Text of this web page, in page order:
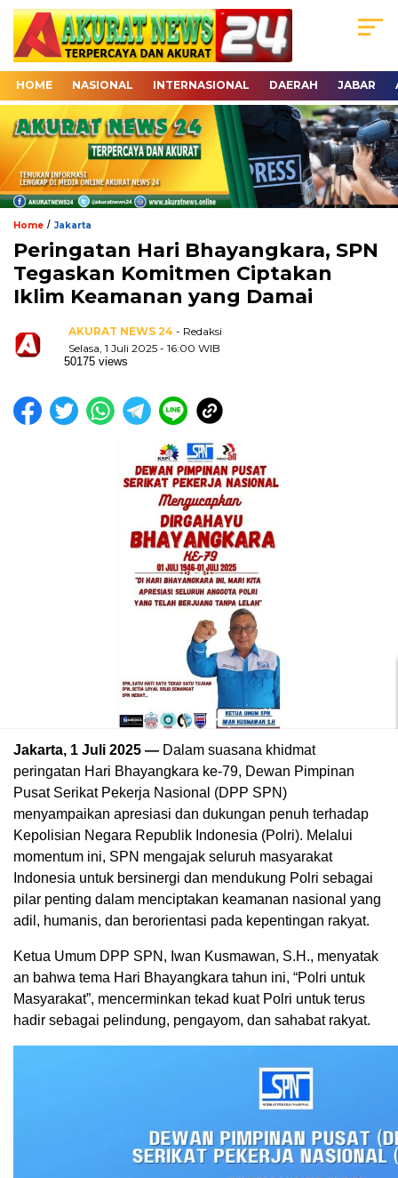
HOME NASIONAL INTERNASIONAL DAERAH JABAR
Home / Jakarta
Peringatan Hari Bhayangkara, SPN
Tegaskan Komitmen Ciptakan
Iklim Keamanan yang Damai
AKURAT NEWS 24 - Redaksi
Selasa, 1 Juli 2025 - 16:00 WIB
50175 views
Jakarta, 1 Juli 2025 — Dalam suasana khidmat
peringatan Hari Bhayangkara ke-79, Dewan Pimpinan
Pusat Serikat Pekerja Nasional (DPP SPN)
menyampaikan apresiasi dan dukungan penuh terhadap
Kepolisian Negara Republik Indonesia (Polri). Melalui
momentum ini, SPN mengajak seluruh masyarakat
Indonesia untuk bersinergi dan mendukung Polri sebagai
pilar penting dalam menciptakan keamanan nasional yang
adil, humanis, dan berorientasi pada kepentingan rakyat.
Ketua Umum DPP SPN, Iwan Kusmawan, S.H., menyatak
an bahwa tema Hari Bhayangkara tahun ini, “Polri untuk
Masyarakat”, mencerminkan tekad kuat Polri untuk terus
hadir sebagai pelindung, pengayom, dan sahabat rakyat.